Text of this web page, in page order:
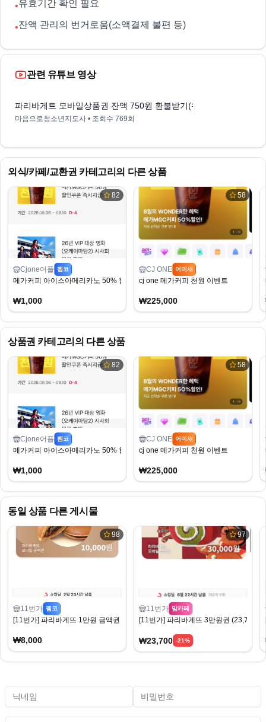
•유효기간 확인 필요
•잔액 관리의 번거로움(소액결제 불편 등)
관련 유튜브 영상
파리바게트 모바일상품권 잔액 750원 환불받기(유효기간 지난)
마음으로청소년지도사 • 조회수 769회
외식/카페/교환권 카테고리의 다른 상품
82
Cjone어플 펨코
메가커피 아이스아메리카노 50% 할인
₩1,000
58
CJ ONE 어미새
cj one 메가커피 천원 이벤트
₩225,000
상품권 카테고리의 다른 상품
82
Cjone어플 펨코
메가커피 아이스아메리카노 50% 할인
₩1,000
58
CJ ONE 어미새
cj one 메가커피 천원 이벤트
₩225,000
동일 상품 다른 게시물
98
11번가 펨코
[11번가] 파리바게뜨 1만원 금액권 (8,000원) (무료)
₩8,000
97
11번가 맘카페
[11번가] 파리바게뜨 3만원권 (23,700원
₩23,700 -21%